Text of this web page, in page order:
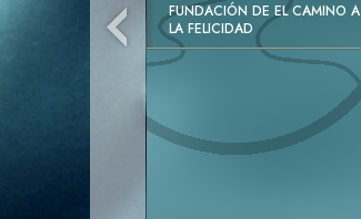
FUNDACIÓN DE EL CAMINO A
LA FELICIDAD